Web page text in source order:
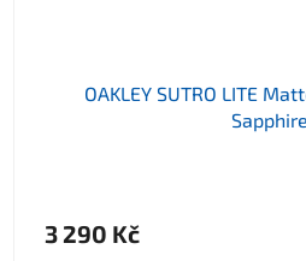
OAKLEY SUTRO LITE
Sapphire
3 290 Kč